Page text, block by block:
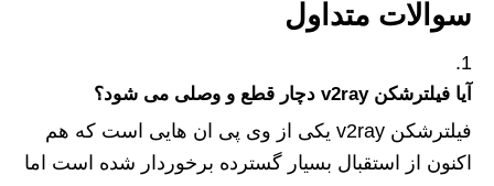
سوالات متداول
آیا فیلترشکن v2ray دچار قطع و وصلی می شود؟
فیلترشکن v2ray یکی از وی‌ پی‌ ان هایی است که هم
اکنون از استقبال بسیار گسترده برخوردار شده است اما